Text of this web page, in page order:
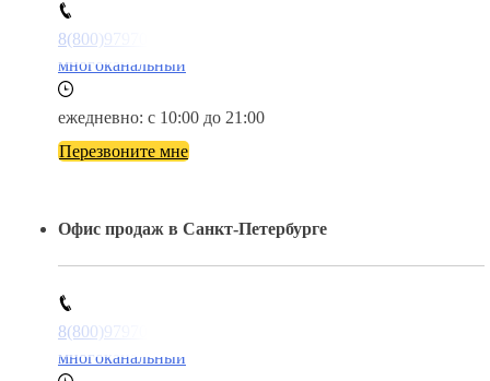
8(800)9797043
многоканальный
ежедневно: с 10:00 до 21:00
Перезвоните мне
Офис продаж в Санкт-Петербурге
8(800)9797043
многоканальный